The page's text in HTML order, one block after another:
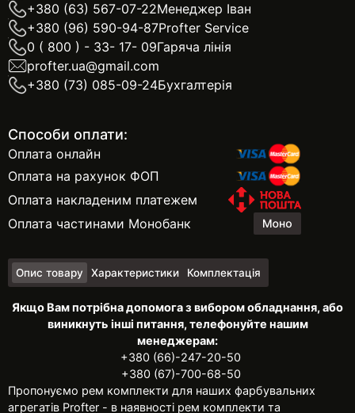
+380 (63) 567-07-22Менеджер Іван
+380 (96) 590-94-87Profter Service
0 ( 800 ) - 33- 17- 09Гаряча лінія
profter.ua@gmail.com
+380 (73) 085-09-24Бухгалтерія
Способи оплати:
Оплата онлайн
Оплата на рахунок ФОП
Оплата накладеним платежем
Оплата частинами Монобанк
Опис товару Характеристики Комплектація
Якщо Вам потрібна допомога з вибором обладнання, або
виникнуть інші питання, телефонуйте нашим
менеджерам:
+380 (66)-247-20-50
+380 (67)-700-68-50
Пропонуємо рем комплекти для наших фарбувальних
агрегатів Profter - в наявності рем комплекти та